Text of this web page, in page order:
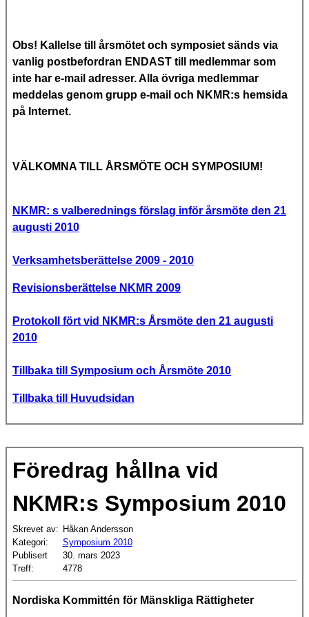
Obs! Kallelse till årsmötet och symposiet sänds via
vanlig postbefordran ENDAST till medlemmar som
inte har e-mail adresser. Alla övriga medlemmar
meddelas genom grupp e-mail och NKMR:s hemsida
på Internet.
VÄLKOMNA TILL ÅRSMÖTE OCH SYMPOSIUM!
NKMR: s valberednings förslag inför årsmöte den 21
augusti 2010
Verksamhetsberättelse 2009 - 2010
Revisionsberättelse NKMR 2009
Protokoll fört vid NKMR:s Årsmöte den 21 augusti
2010
Tillbaka till Symposium och Årsmöte 2010
Tillbaka till Huvudsidan
Föredrag hållna vid
NKMR:s Symposium 2010
Skrevet av: Håkan Andersson
Kategori:
Symposium 2010
Publisert
30. mars 2023
Treff:
4778
Nordiska Kommittén för Mänskliga Rättigheter